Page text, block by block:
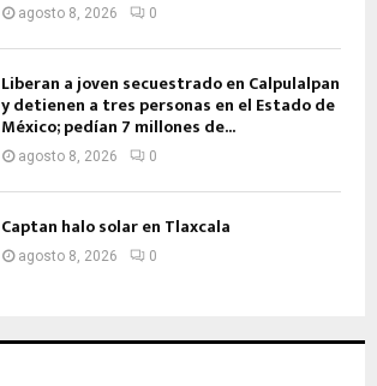
agosto 8, 2026 0
Liberan a joven secuestrado en Calpulalpan
y detienen a tres personas en el Estado de
México; pedían 7 millones de...
agosto 8, 2026 0
Captan halo solar en Tlaxcala
agosto 8, 2026 0